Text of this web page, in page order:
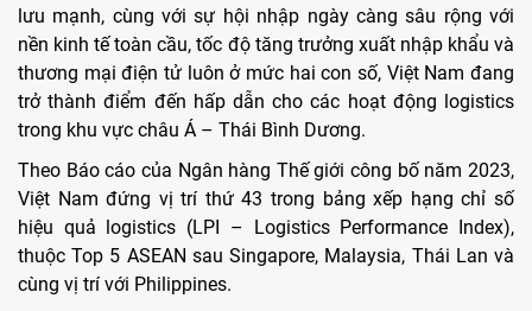
lưu mạnh, cùng với sự hội nhập ngày càng sâu rộng với
nền kinh tế toàn cầu, tốc độ tăng trưởng xuất nhập khẩu và
thương mại điện tử luôn ở mức hai con số, Việt Nam đang
trở thành điểm đến hấp dẫn cho các hoạt động logistics
trong khu vực châu Á – Thái Bình Dương.
Theo Báo cáo của Ngân hàng Thế giới công bố năm 2023,
Việt Nam đứng vị trí thứ 43 trong bảng xếp hạng chỉ số
hiệu quả logistics (LPI – Logistics Performance Index),
thuộc Top 5 ASEAN sau Singapore, Malaysia, Thái Lan và
cùng vị trí với Philippines.